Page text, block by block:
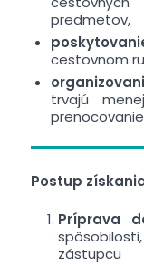
predmetov,
cestovnom
trvajú
Postup
Príprava
zástupcu